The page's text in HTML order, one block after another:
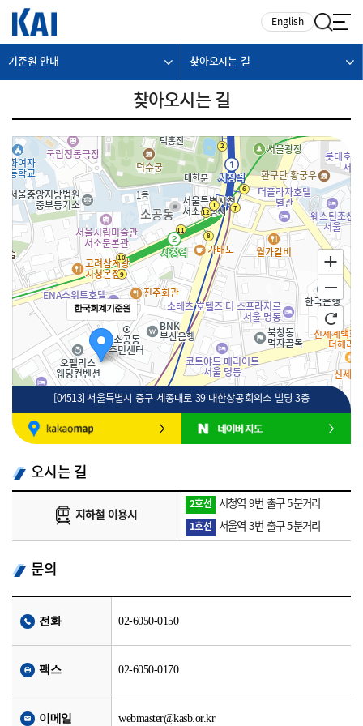
English
기준원 안내 찾아오시는 길
찾아오시는 길
한국회계기준원
100m
[04513] 서울특별시 중구 세종대로 39 대한상공회의소 빌딩 3층
오시는 길
지하철 이용시
2호선 시청역 9번 출구 5분거리
1호선 서울역 3번 출구 5분거리
문의
전화 02-6050-0150
팩스 02-6050-0170
이메일 webmaster@kasb.or.kr